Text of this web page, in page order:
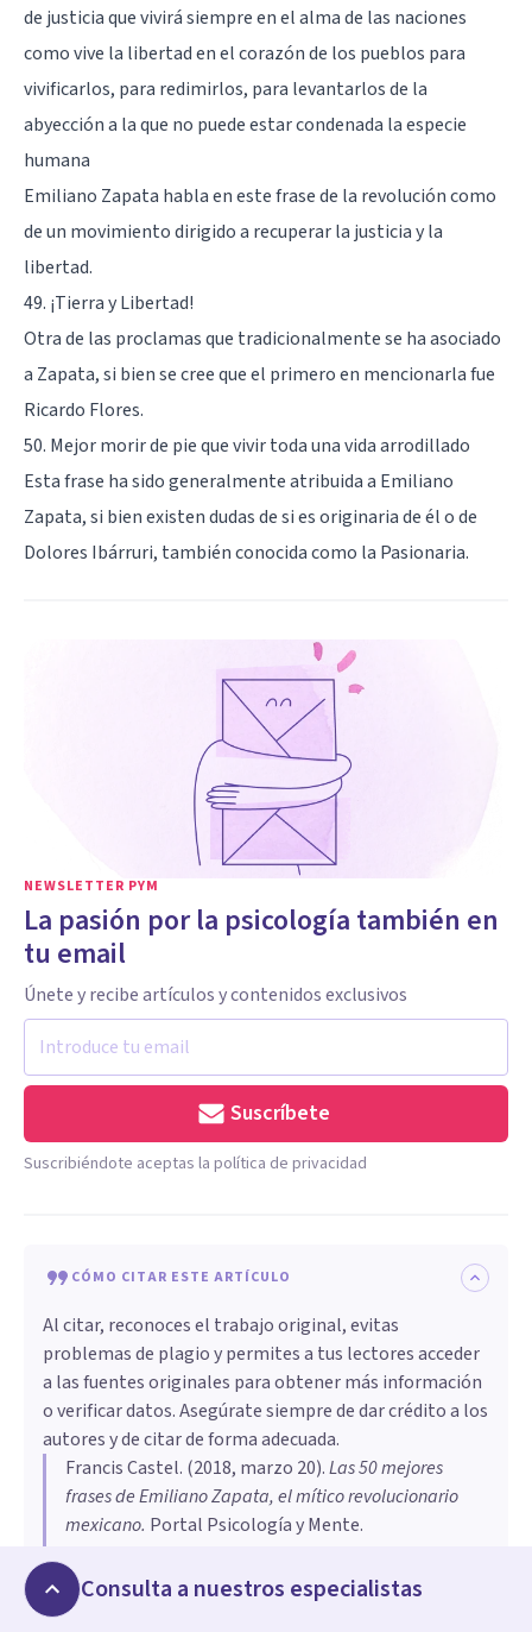
de justicia que vivirá siempre en el alma de las naciones
como vive la libertad en el corazón de los pueblos para
vivificarlos, para redimirlos, para levantarlos de la
abyección a la que no puede estar condenada la especie
humana
Emiliano Zapata habla en este frase de la revolución como
de un movimiento dirigido a recuperar la justicia y la
libertad.
49. ¡Tierra y Libertad!
Otra de las proclamas que tradicionalmente se ha asociado
a Zapata, si bien se cree que el primero en mencionarla fue
Ricardo Flores.
50. Mejor morir de pie que vivir toda una vida arrodillado
Esta frase ha sido generalmente atribuida a Emiliano
Zapata, si bien existen dudas de si es originaria de él o de
Dolores Ibárruri, también conocida como la Pasionaria.
NEWSLETTER PYM
La pasión por la psicología también en
tu email
Únete y recibe artículos y contenidos exclusivos
Suscríbete
Suscribiéndote aceptas la política de privacidad
CÓMO CITAR ESTE ARTÍCULO
Al citar, reconoces el trabajo original, evitas
problemas de plagio y permites a tus lectores acceder
a las fuentes originales para obtener más información
o verificar datos. Asegúrate siempre de dar crédito a los
autores y de citar de forma adecuada.
Francis Castel. (2018, marzo 20).Las 50 mejores
frases de Emiliano Zapata, el mítico revolucionario
mexicano. Portal Psicología y Mente.
emiliano-zapata
Consulta a nuestros especialistas